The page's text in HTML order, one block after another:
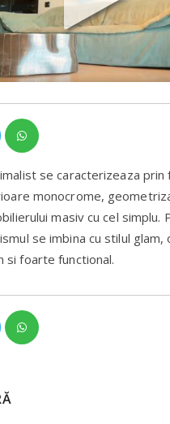
se caracterizeaza prin
monocrome,
masiv cu cel simplu.
se imbina cu stilul glam,
si foarte functional.